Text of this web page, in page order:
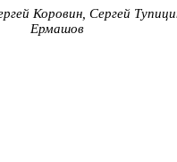
Коровин, Сергей
Ермашов